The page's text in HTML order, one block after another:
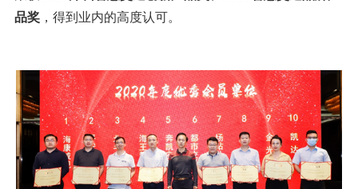
品奖，得到业内的高度认可。